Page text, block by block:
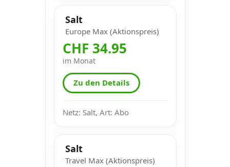
Salt
Europe Max (Aktionspreis)
CHF 34.95
im Monat
Zu den Details
Netz: Salt, Art: Abo
Salt
Travel Max (Aktionspreis)